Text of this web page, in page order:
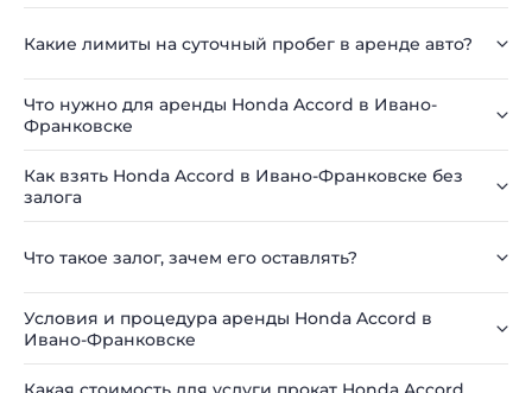
Какие лимиты на суточный пробег в аренде авто?
Что нужно для аренды Honda Accord в Ивано-
Франковске
Как взять Honda Accord в Ивано-Франковске без
залога
Что такое залог, зачем его оставлять?
Условия и процедура аренды Honda Accord в
Ивано-Франковске